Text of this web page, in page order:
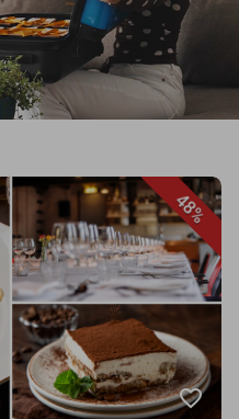
48%
favorite_border